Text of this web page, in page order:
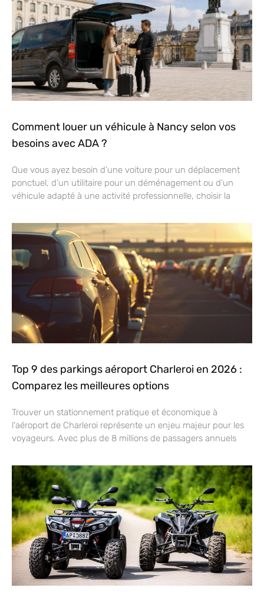
Comment louer un véhicule à Nancy selon vos
besoins avec ADA ?
Que vous ayez besoin d’une voiture pour un déplacement
ponctuel, d’un utilitaire pour un déménagement ou d’un
véhicule adapté à une activité professionnelle, choisir la
Top 9 des parkings aéroport Charleroi en 2026 :
Comparez les meilleures options
Trouver un stationnement pratique et économique à
l'aéroport de Charleroi représente un enjeu majeur pour les
voyageurs. Avec plus de 8 millions de passagers annuels